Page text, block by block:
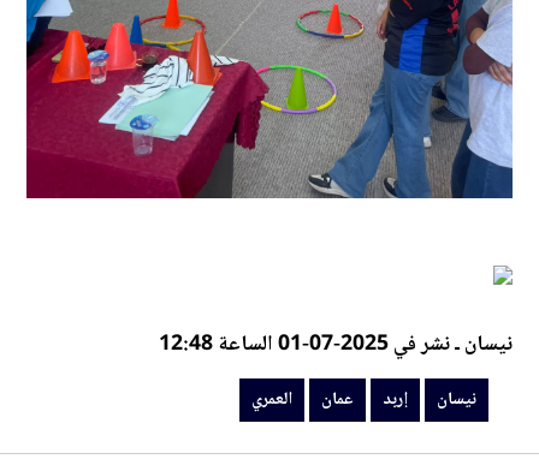
نيسان ـ نشر في 2025-07-01 الساعة 12:48
نيسان إربد عمان العمري